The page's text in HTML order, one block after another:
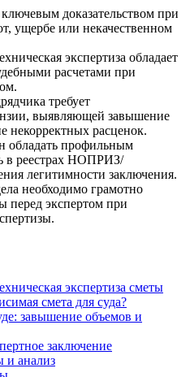
ключевым доказательством при
ущербе или некачественном
экспертиза обладает
расчетами при
требует
выявляющей завышение
некорректных расценок.
обладать профильным
в реестрах НОПРИЗ/
легитимности заключения.
необходимо грамотно
перед экспертом при
экспертиза сметы
смета для суда?
завышение объемов и
заключение
и анализ